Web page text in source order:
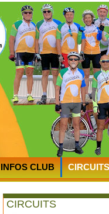
INFOS CLUB
CIRCUITS
CIRCUITS